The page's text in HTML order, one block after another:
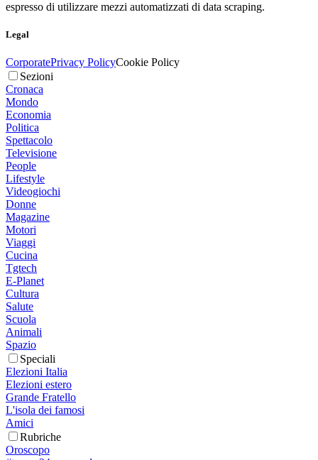
espresso di utilizzare mezzi automatizzati di data scraping.
Legal
CorporatePrivacy PolicyCookie Policy
Sezioni
Cronaca
Mondo
Economia
Politica
Spettacolo
Televisione
People
Lifestyle
Videogiochi
Donne
Magazine
Motori
Viaggi
Cucina
Tgtech
E-Planet
Cultura
Salute
Scuola
Animali
Spazio
Speciali
Elezioni Italia
Elezioni estero
Grande Fratello
L'isola dei famosi
Amici
Rubriche
Oroscopo